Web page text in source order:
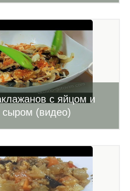
с яйцом и
(видео)